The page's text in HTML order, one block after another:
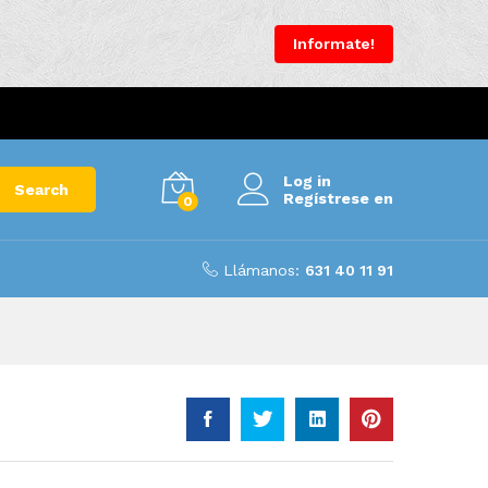
Informate!
Search
0
Log in
Regístrese en
Llámanos: 631 40 11 91
– Add to Cart